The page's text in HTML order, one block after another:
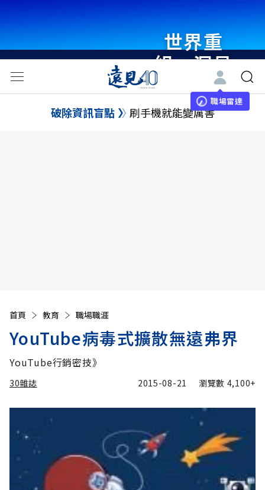
世界重
組・洞見
未來 與
世界領袖
職場雷達
破除資訊盲點 刷手機就能變厲害
首頁 教育 職場職涯
YouTube病毒式擴散無遠弗界
YouTube行銷密技》
30雜誌 2015-08-21 瀏覽數 4,100+